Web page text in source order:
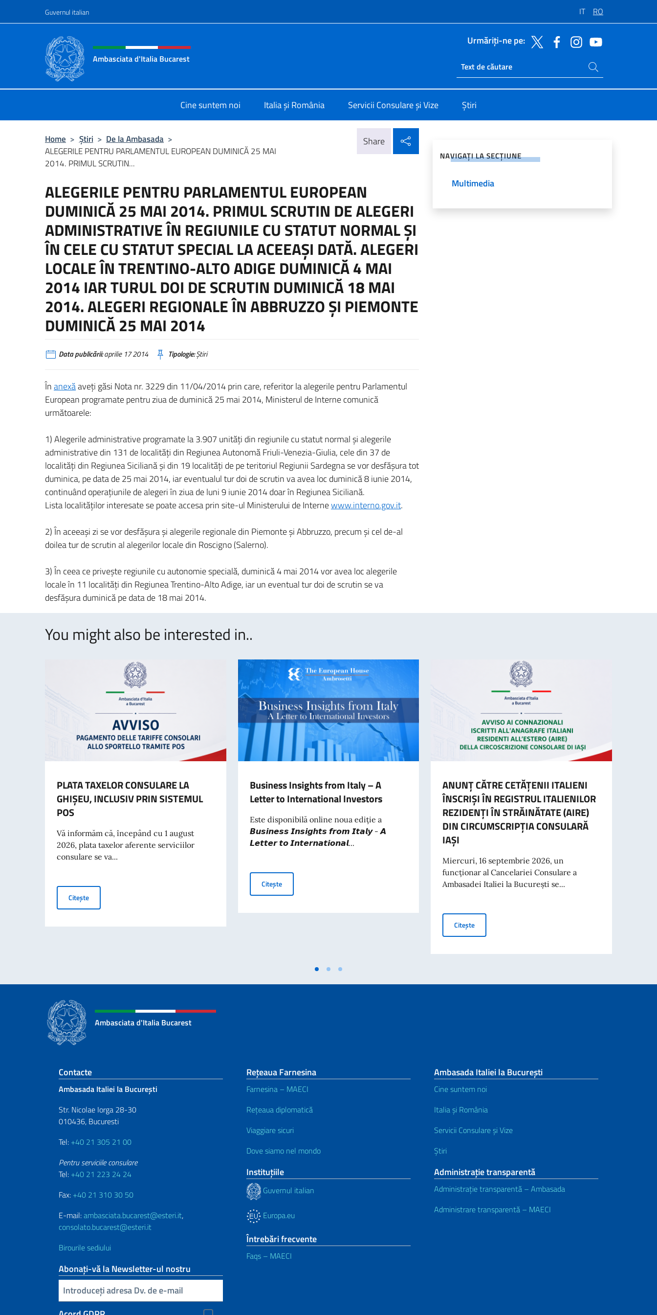
Guvernul italian IT RO
Header, social and menu of site
Ambasciata d'Italia Bucarest
Urmăriți-ne pe:
Ricerca sito live
Caută pe site
Cine suntem noi Italia și România Servicii Consulare și Vize Știri
Home > Știri > De la Ambasada >
ALEGERILE PENTRU PARLAMENTUL EUROPEAN DUMINICĂ 25 MAI
2014. PRIMUL SCRUTIN...
Share
ALEGERILE PENTRU PARLAMENTUL EUROPEAN
DUMINICĂ 25 MAI 2014. PRIMUL SCRUTIN DE ALEGERI
ADMINISTRATIVE ÎN REGIUNILE CU STATUT NORMAL ŞI
ÎN CELE CU STATUT SPECIAL LA ACEEAŞI DATĂ. ALEGERI
LOCALE ÎN TRENTINO-ALTO ADIGE DUMINICĂ 4 MAI
2014 IAR TURUL DOI DE SCRUTIN DUMINICĂ 18 MAI
2014. ALEGERI REGIONALE ÎN ABBRUZZO ŞI PIEMONTE
DUMINICĂ 25 MAI 2014
Data publicării:aprilie 17 2014 Tipologie:Știri
Înanexăaveţi găsi Nota nr. 3229 din 11/04/2014 prin care, referitor la alegerile pentru Parlamentul
European programate pentru ziua de duminică 25 mai 2014, Ministerul de Interne comunică
următoarele:
1) Alegerile administrative programate la 3.907 unităţi din regiunile cu statut normal şi alegerile
administrative din 131 de localităţi din Regiunea Autonomă Friuli-Venezia-Giulia, cele din 37 de
localităţi din Regiunea Siciliană şi din 19 localităţi de pe teritoriul Regiunii Sardegna se vor desfăşura tot
duminica, pe data de 25 mai 2014, iar eventualul tur doi de scrutin va avea loc duminică 8 iunie 2014,
continuând operaţiunile de alegeri în ziua de luni 9 iunie 2014 doar în Regiunea Siciliană.
Lista localităţilor interesate se poate accesa prin site-ul Ministerului de Internewww.interno.gov.it.
2) În aceeaşi zi se vor desfăşura şi alegerile regionale din Piemonte şi Abbruzzo, precum şi cel de-al
doilea tur de scrutin al alegerilor locale din Roscigno (Salerno).
3) În ceea ce priveşte regiunile cu autonomie specială, duminică 4 mai 2014 vor avea loc alegerile
locale în 11 localităţi din Regiunea Trentino-Alto Adige, iar un eventual tur doi de scrutin se va
desfăşura duminică pe data de 18 mai 2014.
NAVIGAȚI LA SECȚIUNE
Multimedia
You might also be interested in..
PLATA TAXELOR CONSULARE LA
GHIȘEU, INCLUSIV PRIN SISTEMUL
POS
Vă informăm că, începând cu 1 august
2026, plata taxelor aferente serviciilor
consulare se va...
CiteștePLATA TAXELOR CONSULARE LA GHIȘEU, INCLUSIV PRIN SISTEMUL POS
Business Insights from Italy – A
Letter to International Investors
Este disponibilă online noua ediție a
𝘽𝙪𝙨𝙞𝙣𝙚𝙨𝙨 𝙄𝙣𝙨𝙞𝙜𝙝𝙩𝙨 𝙛𝙧𝙤𝙢 𝙄𝙩𝙖𝙡𝙮 - 𝘼
𝙇𝙚𝙩𝙩𝙚𝙧 𝙩𝙤 𝙄𝙣𝙩𝙚𝙧𝙣𝙖𝙩𝙞𝙤𝙣𝙖𝙡...
CiteșteBusiness Insights from Italy – A Letter to International Investors
ANUNȚ CĂTRE CETĂȚENII ITALIENI
ÎNSCRIȘI ÎN REGISTRUL ITALIENILOR
REZIDENȚI ÎN STRĂINĂTATE (AIRE)
DIN CIRCUMSCRIPȚIA CONSULARĂ
IAȘI
Miercuri, 16 septembrie 2026, un
funcționar al Cancelariei Consulare a
Ambasadei Italiei la București se...
CiteșteANUNȚ CĂTRE CETĂȚENII ITALIENI ÎNSCRIȘI ÎN REGISTRUL
Ambasciata d'Italia Bucarest
Footer section
Contacte
Ambasada Italiei la București
Str. Nicolae Iorga 28-30
010436, Bucuresti
Tel: +40 21 305 21 00
Pentru serviciile consulare
Tel: +40 21 223 24 24
Fax: +40 21 310 30 50
E-mail:ambasciata.bucarest@esteri.it,
consolato.bucarest@esteri.it
Birourile sediului
Abonați-vă la Newsletter-ul nostru
Inserisci la tua email
Rețeaua Farnesina
Farnesina – MAECI
Rețeaua diplomatică
Viaggiare sicuri
Dove siamo nel mondo
Instituţiile
Guvernul italian
Europa.eu
Întrebări frecvente
Faqs – MAECI
Ambasada Italiei la București
Cine suntem noi
Italia și România
Servicii Consulare și Vize
Știri
Administrație transparentă
Administrație transparentă – Ambasada
Administrare transparentă – MAECI